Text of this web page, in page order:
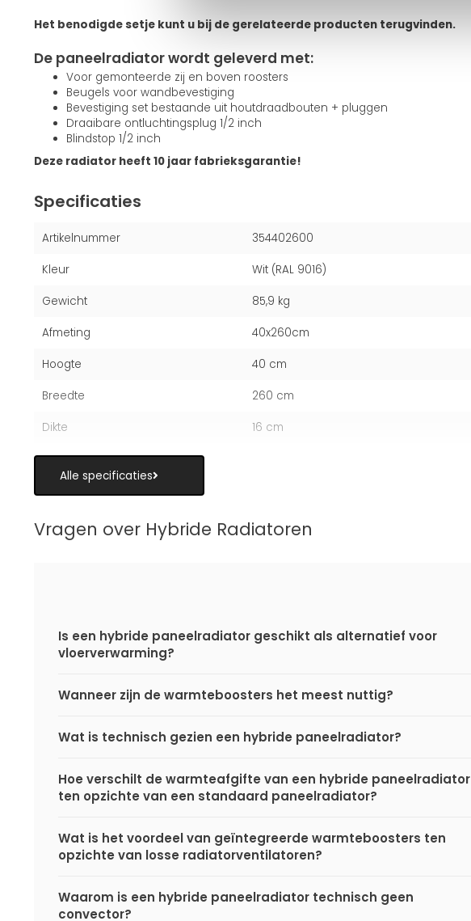
Het benodigde setje kunt u bij de gerelateerde producten terugvinden.
De paneelradiator wordt geleverd met:
Voor gemonteerde zij en boven roosters
Beugels voor wandbevestiging
Bevestiging set bestaande uit houtdraadbouten + pluggen
Draaibare ontluchtingsplug 1/2 inch
Blindstop 1/2 inch
Deze radiator heeft 10 jaar fabrieksgarantie!
Specificaties
Artikelnummer 354402600
Kleur Wit (RAL 9016)
Gewicht 85,9 kg
Afmeting 40x260cm
Hoogte 40 cm
Breedte 260 cm
Dikte 16 cm
Alle specificaties
Vragen over Hybride Radiatoren
Is een hybride paneelradiator geschikt als alternatief voor
vloerverwarming?
Wanneer zijn de warmteboosters het meest nuttig?
Wat is technisch gezien een hybride paneelradiator?
Hoe verschilt de warmteafgifte van een hybride paneelradiator
ten opzichte van een standaard paneelradiator?
Wat is het voordeel van geïntegreerde warmteboosters ten
opzichte van losse radiatorventilatoren?
Waarom is een hybride paneelradiator technisch geen
convector?